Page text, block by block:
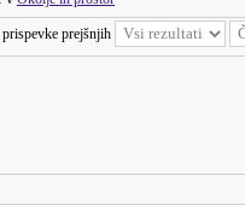
prejšnjih